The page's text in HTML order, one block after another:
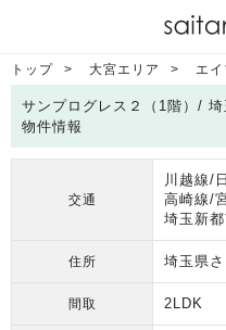
トップ 大宮エリア エ
サンプログレス２（1階）/
物件情報
交通
川越線/
高崎線/
埼玉新
住所 埼玉県
間取 2LDK